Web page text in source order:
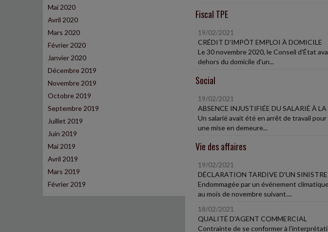
Mai 2020
Avril 2020
Mars 2020
Février 2020
Janvier 2020
Décembre 2019
Novembre 2019
Octobre 2019
Septembre 2019
Juillet 2019
Juin 2019
Mai 2019
Avril 2019
Mars 2019
Février 2019
Fiscal TPE
19/02/2021
CRÉDIT D'IMPÔT EMPLOI À DOMICILE
Le 30 novembre 2020, le Conseil d'État
dehors du domicile d'un...
Social
19/02/2021
ABSENCE INJUSTIFIÉE DU SALARIÉ À
Un salarié avait été en arrêt de travail
une mise en demeure...
Vie des affaires
19/02/2021
DÉCLARATION TARDIVE D'UN SINISTRE
Endommagée par un événement
au mois de novembre suivant....
18/02/2021
QUALITÉ D'AGENT COMMERCIAL
Contrainte de se conformer à